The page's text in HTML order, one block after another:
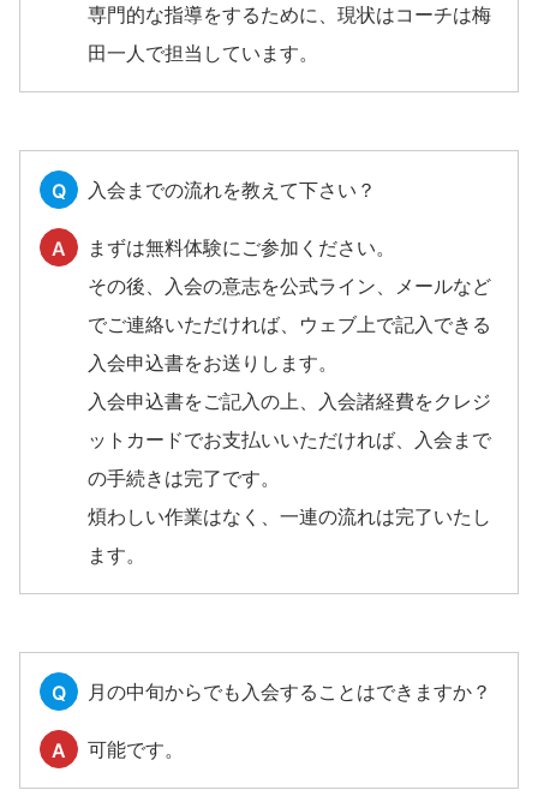
専門的な指導をするために、現状はコーチは梅
田一人で担当しています。
Q 入会までの流れを教えて下さい？
A
まずは無料体験にご参加ください。
その後、入会の意志を公式ライン、メールなど
でご連絡いただければ、ウェブ上で記入できる
入会申込書をお送りします。
入会申込書をご記入の上、入会諸経費をクレジ
ットカードでお支払いいただければ、入会まで
の手続きは完了です。
煩わしい作業はなく、一連の流れは完了いたし
ます。
Q 月の中旬からでも入会することはできますか？
A 可能です。